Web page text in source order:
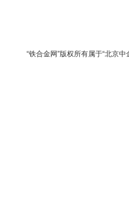
“铁合金网”版权所有属于“北京